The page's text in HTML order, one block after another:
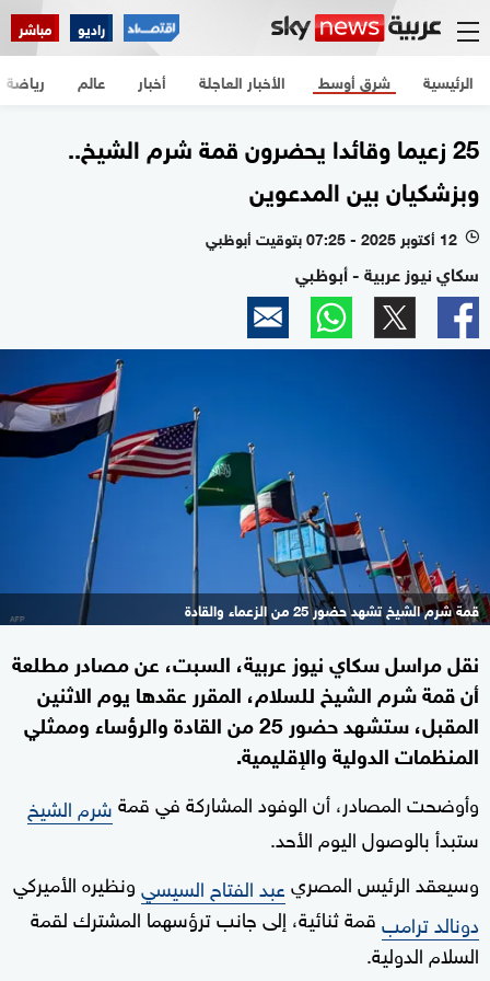
راديو مباشر
الرئيسية الأخبار العاجلة أخبار شرق أوسط عالم رياضة
25 زعيما وقائدا يحضرون قمة شرم الشيخ..
وبزشكيان بين المدعوين
l 12 أكتوبر 2025 - 07:25 بتوقيت أبوظبي
سكاي نيوز عربية - أبوظبي
قمة شرم الشيخ تشهد حضور 25 من الزعماء والقادة
نقل مراسل سكاي نيوز عربية، السبت، عن مصادر مطلعة
أن قمة شرم الشيخ للسلام، المقرر عقدها يوم الاثنين
المقبل، ستشهد حضور 25 من القادة والرؤساء وممثلي
المنظمات الدولية والإقليمية.
وأوضحت المصادر، أن الوفود المشاركة في قمةشرم الشيخ
ستبدأ بالوصول اليوم الأحد.
وسيعقد الرئيس المصريعبد الفتاح السيسيونظيره الأميركي
دونالد ترامبقمة ثنائية، إلى جانب ترؤسهما المشترك لقمة
السلام الدولية.